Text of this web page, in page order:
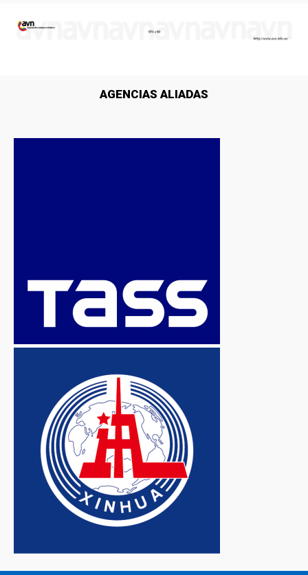
AGENCIAS ALIADAS